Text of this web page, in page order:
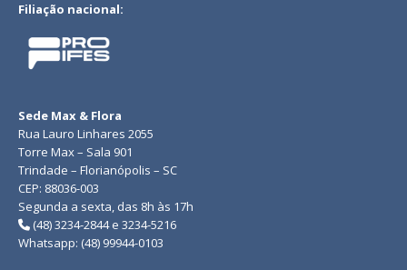
Filiação nacional:
Sede Max & Flora
Rua Lauro Linhares 2055
Torre Max – Sala 901
Trindade – Florianópolis – SC
CEP: 88036-003
Segunda a sexta, das 8h às 17h
(48) 3234-2844 e 3234-5216
Whatsapp: (48) 99944-0103